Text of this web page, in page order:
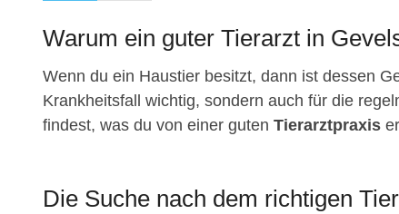
Warum ein guter Tierarzt in
Wenn du ein Haustier besitzt, dann ist dessen
Krankheitsfall wichtig, sondern auch für die
findest, was du von einer guten Tierarztpraxis
Die Suche nach dem richtigen